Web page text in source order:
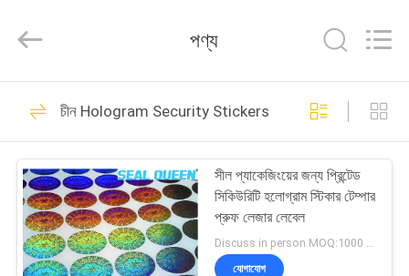
পণ্য
আমাদের
সম্পর্কে
Material
Rights
Printable Security
Labels
68
পণ্য
চীন Hologram Security Stickers
সীল প্যাকেজিংয়ের জন্য প্রিন্টেড
সিকিউরিটি হলোগ্রাম স্টিকার টেম্পার
প্রুফ লেজার লেবেল
Discuss in person MOQ:1000 পিসি
যোগাযোগ